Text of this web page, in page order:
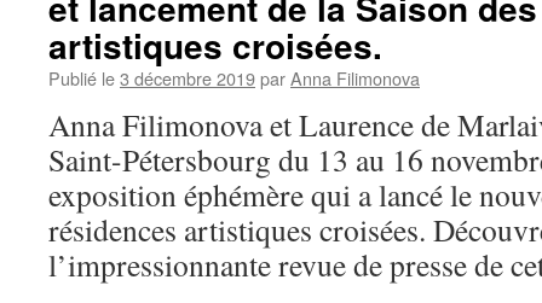
artistiques croisées.
Publié le3 décembre 2019parAnna Filimonova
Anna Filimonova et Laurence de
Saint-Pétersbourg du 13 au 16
exposition éphémère qui a lancé le
résidences artistiques croisées.
l’impressionnante revue de presse de